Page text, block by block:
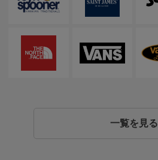
一覧を見る